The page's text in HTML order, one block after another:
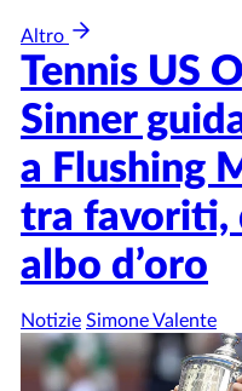
Altro
Tennis US
Sinner
a Flushing
tra favoriti,
albo d’oro
Notizie Simone Valente